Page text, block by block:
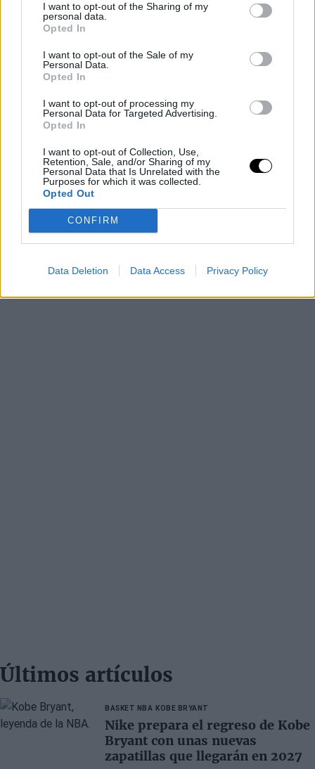
I want to opt-out of the Sharing of my
personal data.
Opted In
I want to opt-out of the Sale of my
Personal Data.
Opted In
I want to opt-out of processing my
Personal Data for Targeted Advertising.
Opted In
I want to opt-out of Collection, Use,
Retention, Sale, and/or Sharing of my
Personal Data that Is Unrelated with the
Purposes for which it was collected.
Opted Out
CONFIRM
Data Deletion Data Access Privacy Policy
crear espacio salarial, las negociaciones podrían
volverse complicadas, especialmente si otras
franquicias muestran interés en Thompson y están
dispuestas a ofrecer contratos lucrativos.
La situación plantea una serie de preguntas intrigantes
sobre el futuro a corto y largo plazo de los Warriors, así
como sobre el papel de Thompson en la franquicia. ¿Se
mantendrá Thompson como parte integral del equipo, o
será sacrificado en aras de una reestructuración
financiera? ¿Qué papel desempeñará Chris Paul en
estas negociaciones y cómo influirá en las decisiones
finales de la gerencia de los Warriors?
Últimos artículos
BASKET NBA KOBE BRYANT
Nike prepara el regreso de Kobe
Bryant con unas nuevas
zapatillas que llegarán en 2027